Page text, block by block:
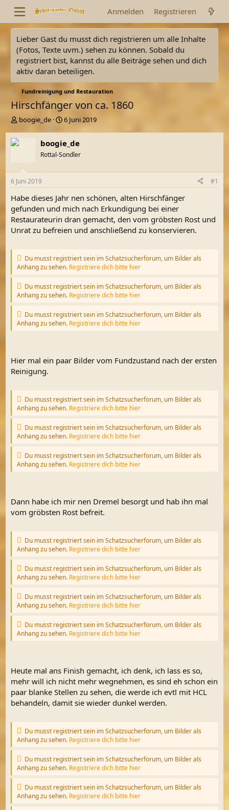
Anmelden Registrieren
Lieber Gast du musst dich registrieren um alle Inhalte
(Fotos, Texte uvm.) sehen zu können. Sobald du
registriert bist, kannst du alle Beiträge sehen und dich
aktiv daran beteiligen.
Fundreinigung und Restauration
Hirschfänger von ca. 1860
E
t
l
e
boogie_de
E
t
e
l
m
6 Juni 2019
boogie_de
Rottal-Sondler
6 Juni 2019 #1
Habe dieses Jahr nen schönen, alten Hirschfänger
gefunden und mich nach Erkundigung bei einer
Restaurateurin dran gemacht, den vom gröbsten Rost und
Unrat zu befreien und anschließend zu konservieren.
Du musst registriert sein im Schatzsucherforum, um Bilder als
Anhang zu sehen. Registriere dich bitte hier
Du musst registriert sein im Schatzsucherforum, um Bilder als
Anhang zu sehen. Registriere dich bitte hier
Du musst registriert sein im Schatzsucherforum, um Bilder als
Anhang zu sehen. Registriere dich bitte hier
Hier mal ein paar Bilder vom Fundzustand nach der ersten
Reinigung.
Du musst registriert sein im Schatzsucherforum, um Bilder als
Anhang zu sehen. Registriere dich bitte hier
Du musst registriert sein im Schatzsucherforum, um Bilder als
Anhang zu sehen. Registriere dich bitte hier
Du musst registriert sein im Schatzsucherforum, um Bilder als
Anhang zu sehen. Registriere dich bitte hier
Dann habe ich mir nen Dremel besorgt und hab ihn mal
vom gröbsten Rost befreit.
Du musst registriert sein im Schatzsucherforum, um Bilder als
Anhang zu sehen. Registriere dich bitte hier
Du musst registriert sein im Schatzsucherforum, um Bilder als
Anhang zu sehen. Registriere dich bitte hier
Du musst registriert sein im Schatzsucherforum, um Bilder als
Anhang zu sehen. Registriere dich bitte hier
Du musst registriert sein im Schatzsucherforum, um Bilder als
Anhang zu sehen. Registriere dich bitte hier
Heute mal ans Finish gemacht, ich denk, ich lass es so,
mehr will ich nicht mehr wegnehmen, es sind eh schon ein
paar blanke Stellen zu sehen, die werde ich evtl mit HCL
behandeln, damit sie wieder dunkel werden.
Du musst registriert sein im Schatzsucherforum, um Bilder als
Anhang zu sehen. Registriere dich bitte hier
Du musst registriert sein im Schatzsucherforum, um Bilder als
Anhang zu sehen. Registriere dich bitte hier
Du musst registriert sein im Schatzsucherforum, um Bilder als
Anhang zu sehen. Registriere dich bitte hier